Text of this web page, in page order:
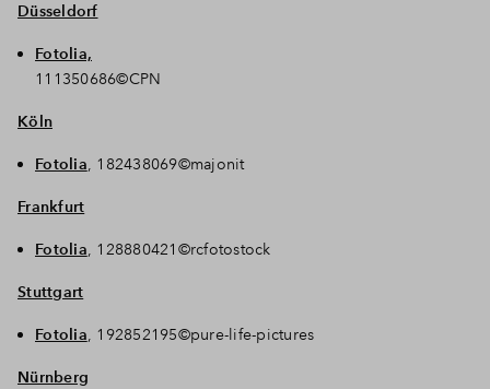
Düsseldorf
Fotolia,
111350686©CPN
Köln
Fotolia, 182438069©majonit
Frankfurt
Fotolia, 128880421©rcfotostock
Stuttgart
Fotolia, 192852195©pure-life-pictures
Nürnberg